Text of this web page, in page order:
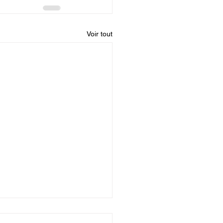
Voir tout